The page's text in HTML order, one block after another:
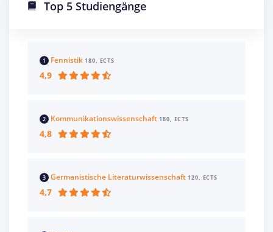
Top 5 Studiengänge
1 Fennistik 180, ECTS
4,9
2 Kommunikationswissenschaft 180, ECTS
4,8
3 Germanistische Literaturwissenschaft 120, ECTS
4,7